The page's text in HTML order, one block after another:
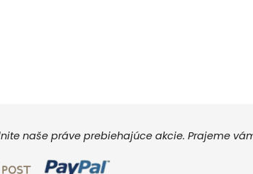
naše práve prebiehajúce akcie. Prajeme